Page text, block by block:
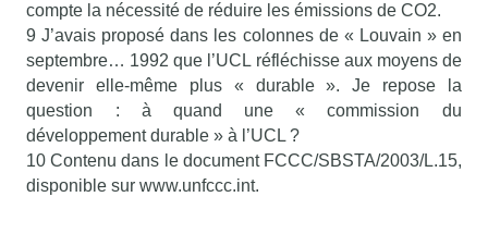
compte la nécessité de réduire les émissions de CO2.
9 J’avais proposé dans les colonnes de « Louvain » en
septembre… 1992 que l’UCL réfléchisse aux moyens de
devenir elle-même plus « durable ». Je repose la
question : à quand une « commission du
développement durable » à l’UCL ?
10 Contenu dans le document FCCC/SBSTA/2003/L.15,
disponible sur www.unfccc.int.